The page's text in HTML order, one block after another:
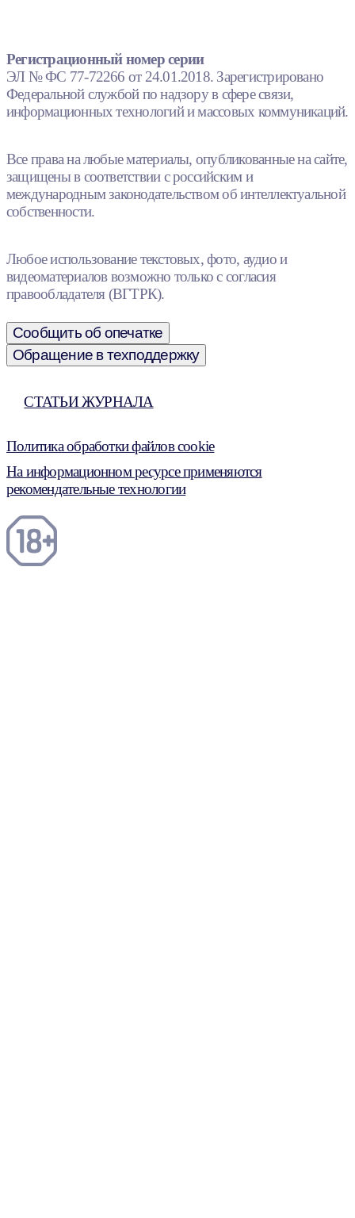
Регистрационный номер серии
ЭЛ № ФС 77-72266 от 24.01.2018. Зарегистрировано
Федеральной службой по надзору в сфере связи,
информационных технологий и массовых коммуникаций.
Все права на любые материалы, опубликованные на сайте,
защищены в соответствии с российским и
международным законодательством об интеллектуальной
собственности.
Любое использование текстовых, фото, аудио и
видеоматериалов возможно только с согласия
правообладателя (ВГТРК).
Сообщить об опечатке
Обращение в техподдержку
СТАТЬИ ЖУРНАЛА
Политика обработки файлов cookie
На информационном ресурсе применяются
рекомендательные технологии